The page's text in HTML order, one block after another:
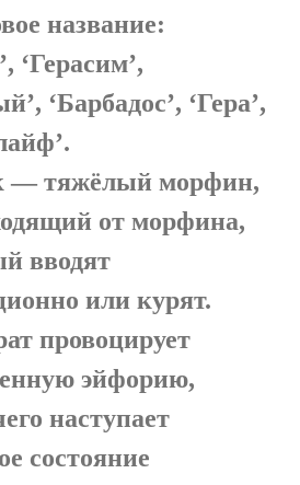
название:
‘Герасим’,
‘Барбадос’, ‘Гера’,
— тяжёлый морфин,
от морфина,
вводят
или курят.
провоцирует
эйфорию,
наступает
состояние